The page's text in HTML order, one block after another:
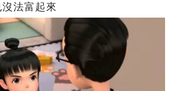
法富起來